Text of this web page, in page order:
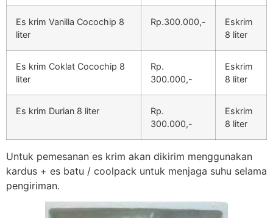
Es krim Vanilla Cocochip 8
liter
Rp.300.000,-
Eskrim
8 liter
Es krim Coklat Cocochip 8
liter
Rp.
300.000,-
Eskrim
8 liter
Es krim Durian 8 liter
Rp.
300.000,-
Eskrim
8 liter
Untuk pemesanan es krim akan dikirim menggunakan
kardus + es batu / coolpack untuk menjaga suhu selama
pengiriman.